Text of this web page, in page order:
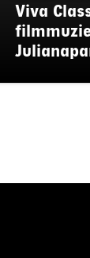
Viva